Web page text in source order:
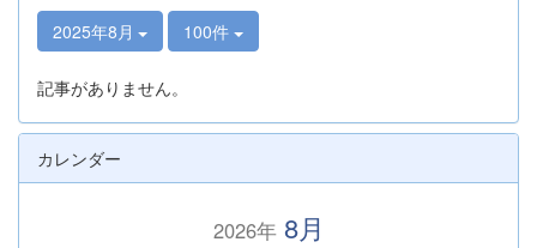
2025年8月 100件
記事がありません。
カレンダー
2026年8月